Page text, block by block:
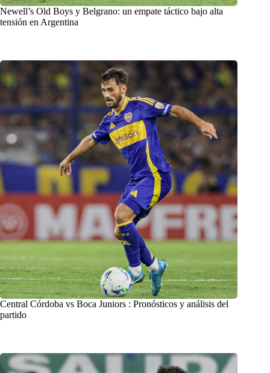
Newell’s Old Boys y Belgrano: un empate táctico bajo alta
tensión en Argentina
Central Córdoba vs Boca Juniors : Pronósticos y análisis del
partido